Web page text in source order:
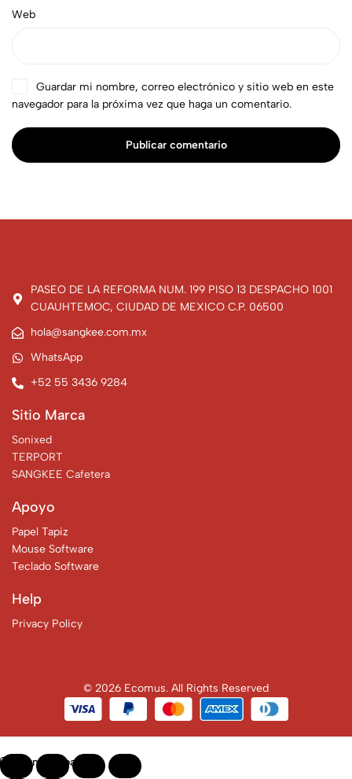
Web
Guardar mi nombre, correo electrónico y sitio web en este
navegador para la próxima vez que haga un comentario.
Publicar comentario
PASEO DE LA REFORMA NUM. 199 PISO 13 DESPACHO 1001
CUAUHTEMOC, CIUDAD DE MEXICO C.P. 06500
hola@sangkee.com.mx
WhatsApp
+52 55 3436 9284
Sitio Marca
Sonixed
TERPORT
SANGKEE Cafetera
Apoyo
Papel Tapiz
Mouse Software
Teclado Software
Help
Privacy Policy
© 2026 Ecomus. All Rights Reserved
Open Sidebar